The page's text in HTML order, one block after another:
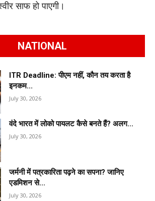
साफ हो पाएगी।
NATIONAL
ITR Deadline: पीएम नहीं, कौन तय करता है
इनकम...
July 30, 2026
वंदे भारत में लोको पायलट कैसे बनते हैं? अलग...
July 30, 2026
जर्मनी में पत्रकारिता पढ़ने का सपना? जानिए
एडमिशन से...
July 30, 2026